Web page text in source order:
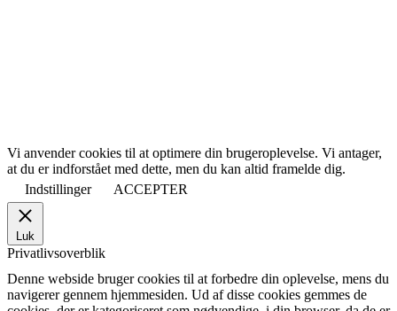
Vi anvender cookies til at optimere din brugeroplevelse. Vi antager,
at du er indforstået med dette, men du kan altid framelde dig.
Indstillinger
ACCEPTER
Luk
Privatlivsoverblik
Denne webside bruger cookies til at forbedre din oplevelse, mens du
navigerer gennem hjemmesiden. Ud af disse cookies gemmes de